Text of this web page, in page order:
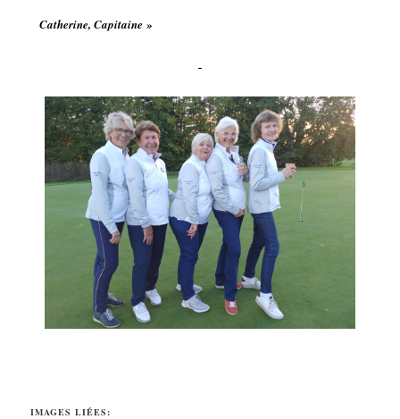
Catherine, Capitaine »
IMAGES LIÉES: